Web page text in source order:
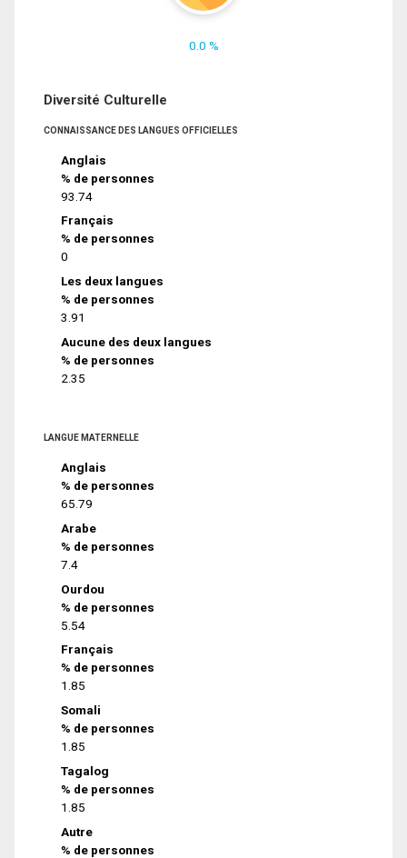
0.0 %
Diversité Culturelle
CONNAISSANCE DES LANGUES OFFICIELLES
Anglais
% de personnes
93.74
Français
% de personnes
0
Les deux langues
% de personnes
3.91
Aucune des deux langues
% de personnes
2.35
LANGUE MATERNELLE
Anglais
% de personnes
65.79
Arabe
% de personnes
7.4
Ourdou
% de personnes
5.54
Français
% de personnes
1.85
Somali
% de personnes
1.85
Tagalog
% de personnes
1.85
Autre
% de personnes